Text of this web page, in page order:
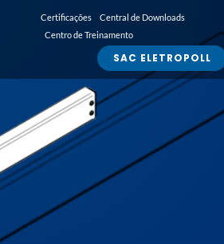
Certificações
Central de Downloads
Centro de Treinamento
SAC ELETROPOLL